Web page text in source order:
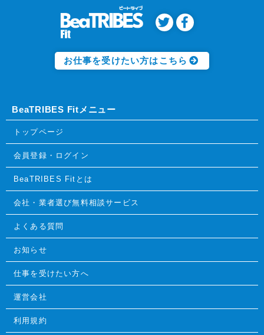
お仕事を受けたい方はこちら
BeaTRIBES Fitメニュー
トップページ
会員登録・ログイン
BeaTRIBES Fitとは
会社・業者選び無料相談サービス
よくある質問
お知らせ
仕事を受けたい方へ
運営会社
利用規約